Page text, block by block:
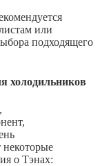
или
подходящего
холодильников
некоторые
о Тэнах: